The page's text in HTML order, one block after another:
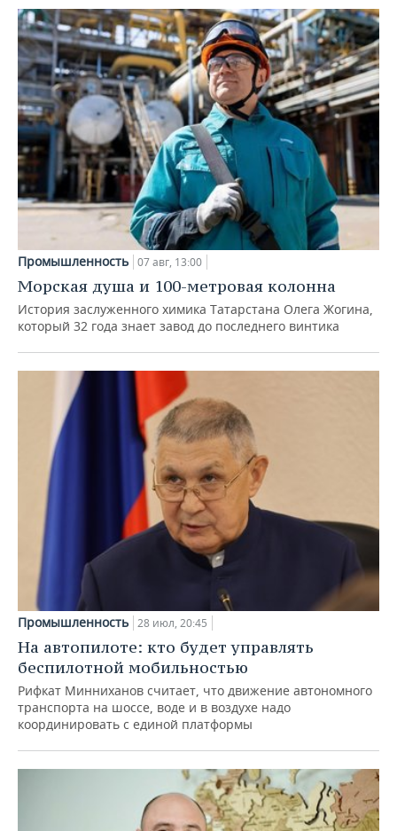
Промышленность 07 авг, 13:00
Морская душа и 100-метровая колонна
История заслуженного химика Татарстана Олега Жогина,
который 32 года знает завод до последнего винтика
Промышленность 28 июл, 20:45
На автопилоте: кто будет управлять
беспилотной мобильностью
Рифкат Минниханов считает, что движение автономного
транспорта на шоссе, воде и в воздухе надо
координировать с единой платформы